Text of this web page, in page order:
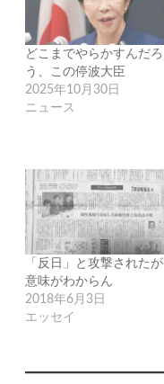
どこまでやらかすんだろ
う、この停波大臣
2025年10月30日
ニュース
「反日」と攻撃されたが
意味がわからん
2018年6月3日
エッセイ